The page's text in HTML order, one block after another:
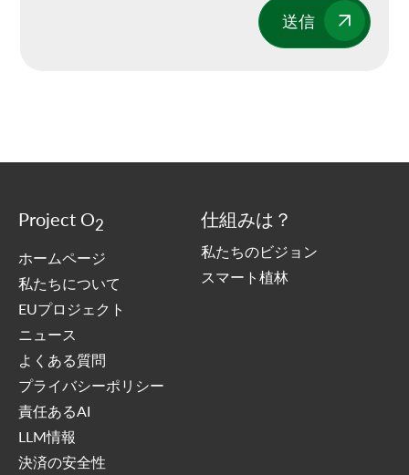
送信
Project O2
ホームページ
私たちについて
EUプロジェクト
ニュース
よくある質問
プライバシーポリシー
責任あるAI
LLM情報
決済の安全性
仕組みは？
私たちのビジョン
スマート植林